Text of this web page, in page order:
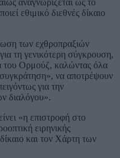
αναγνωρίζεται ως το
εθιμικό διεθνές δίκαιο
των εχθροπραξιών
τη γενικότερη σύγκρουση,
του Ορμούζ, καλώντας όλα
να αποτρέψουν
για την
διαλόγου».
«η επιστροφή στο
ειρηνικής
και τον Χάρτη των